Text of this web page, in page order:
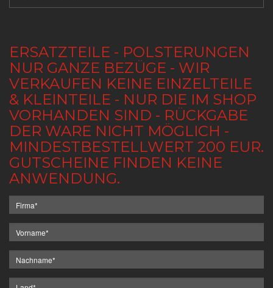
ERSATZTEILE - POLSTERUNGEN
NUR GANZE BEZÜGE - WIR
VERKAUFEN KEINE EINZELTEILE
& KLEINTEILE - NUR DIE IM SHOP
VORHANDEN SIND - RÜCKGABE
DER WARE NICHT MÖGLICH -
MINDESTBESTELLWERT 200 EUR.
GUTSCHEINE FINDEN KEINE
ANWENDUNG.